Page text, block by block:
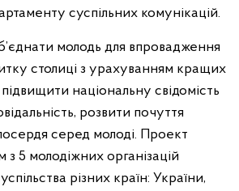
суспільних комунікацій.
молодь для впровадження
столиці з урахуванням кращих
національну свідомість
розвити почуття
серед молоді. Проект
з 5 молодіжних організацій
різних країн: України,